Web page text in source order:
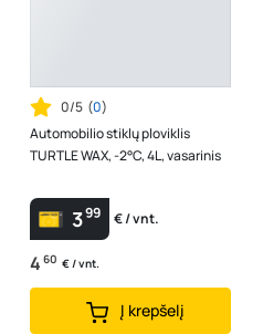
0/5 (0)
Automobilio stiklų ploviklis
TURTLE WAX, -2°C, 4L, vasarinis
399 € / vnt.
4 60 € / vnt.
Į krepšelį